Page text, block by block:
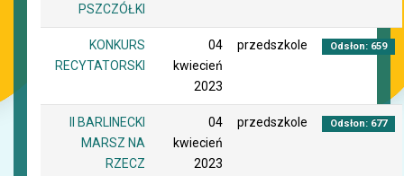
PSZCZÓŁKI
KONKURS
RECYTATORSKI
04
kwiecień
2023
przedszkole Odsłon: 659
II BARLINECKI
MARSZ NA
RZECZ
04
kwiecień
2023
przedszkole Odsłon: 677